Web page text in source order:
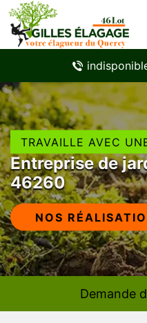
TRAVAILLE AVEC
Entreprise de
46260
NOS
Demande